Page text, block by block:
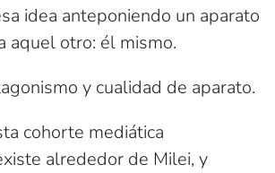
idea anteponiendo un aparato
aquel otro: él mismo.
y cualidad de aparato.
cohorte mediática
alrededor de Milei, y